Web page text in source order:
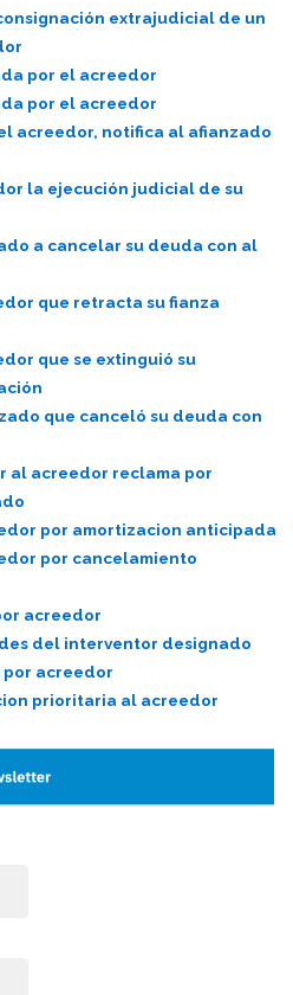
extrajudicial de un
por el acreedor
por el acreedor
acreedor, notifica al afianzado
la ejecución judicial de su
a cancelar su deuda con al
que retracta su fianza
que se extinguió su
que canceló su deuda con
al acreedor reclama por
por amortizacion anticipada
por cancelamiento
acreedor
del interventor designado
por acreedor
prioritaria al acreedor